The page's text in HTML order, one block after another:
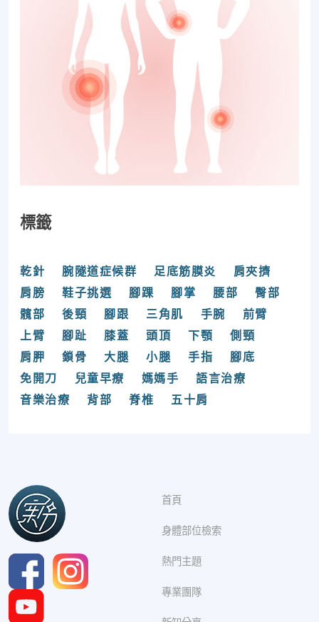
標籤
乾針 腕隧道症候群 足底筋膜炎
肩夾擠
肩膀
鞋子挑選 腳踝 腳掌 腰部
臀部
髖部
後頸 腳跟 三角肌 手腕
前臂
上臂
腳趾 膝蓋 頭頂 下顎
側頸
肩胛
鎖骨 大腿 小腿 手指
腳底
免開刀
兒童早療 媽媽手
語言治療
音樂治療
背部 脊椎 五十肩
首頁
身體部位檢索
熱門主題
專業團隊